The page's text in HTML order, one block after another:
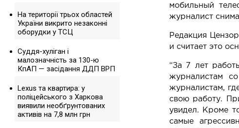
На території трьох областей
України викрито незаконні
оборудки у ТСЦ
Суддя-хуліган і
малозначність за 130-ю
КпАП — засідання ДДП ВРП
Lexus та квартира: у
поліцейського з Харкова
виявили необґрунтованих
активів на 7,8 млн грн
мобильный
журналист
Редакция
и считает это
“За 7 лет
журналистам
журналистам,
свою работу.
увидел. Кроме
самые